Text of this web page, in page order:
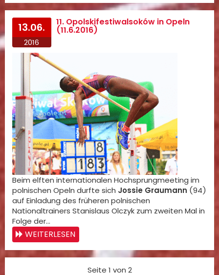
13.06.
2016
11. Opolskifestiwalsoków in Opeln
(11.6.2016)
Beim elften internationalen Hochsprungmeeting im
polnischen Opeln durfte sich Jossie Graumann (94)
auf Einladung des früheren polnischen
Nationaltrainers Stanislaus Olczyk zum zweiten Mal in
Folge der…
WEITERLESEN
Seite 1 von 2